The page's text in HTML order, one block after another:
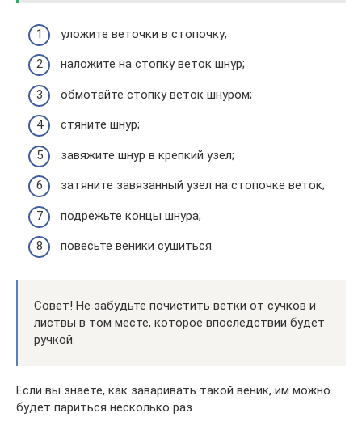
уложите веточки в стопочку;
наложите на стопку веток шнур;
обмотайте стопку веток шнуром;
стяните шнур;
завяжите шнур в крепкий узел;
затяните завязанный узел на стопочке веток;
подрежьте концы шнура;
повесьте веники сушиться.
Совет! Не забудьте почистить ветки от сучков и
листвы в том месте, которое впоследствии будет
ручкой.
Если вы знаете, как заваривать такой веник, им можно
будет париться несколько раз.